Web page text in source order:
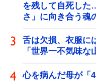
を残して自死した
さ」に向き合う魂
舌は欠損、衣服に
「世界一不気味
心を病んだ母が「